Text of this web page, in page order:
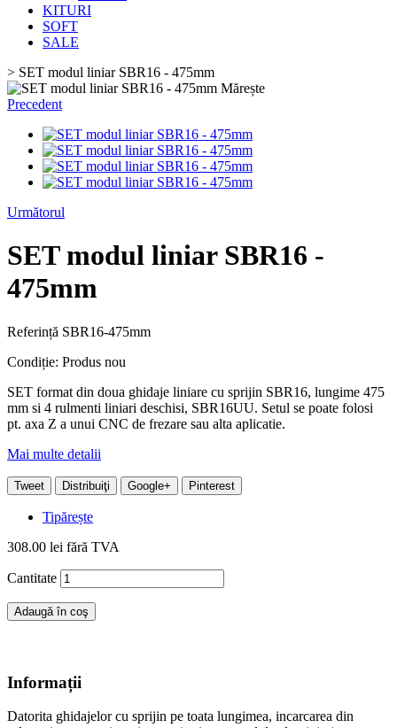
KITURI
SOFT
SALE
> SET modul liniar SBR16 - 475mm
Mărește
Precedent
Următorul
SET modul liniar SBR16 -
475mm
Referință SBR16-475mm
Condiție: Produs nou
SET format din doua ghidaje liniare cu sprijin SBR16, lungime 475
mm si 4 rulmenti liniari deschisi, SBR16UU. Setul se poate folosi
pt. axa Z a unui CNC de frezare sau alta aplicatie.
Mai multe detalii
Tweet Distribuiţi Google+ Pinterest
Tipărește
308.00 lei fără TVA
Cantitate
Adaugă în coş
Informații
Datorita ghidajelor cu sprijin pe toata lungimea, incarcarea din